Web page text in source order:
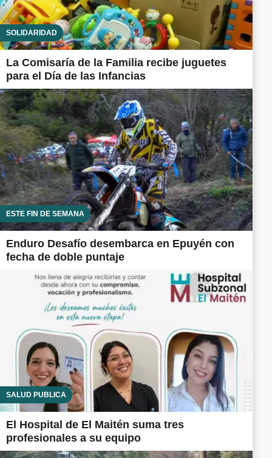
SOLIDARIDAD
La Comisaría de la Familia recibe juguetes
para el Día de las Infancias
ESTE FIN DE SEMANA
Enduro Desafío desembarca en Epuyén con
fecha de doble puntaje
SALUD PÚBLICA
El Hospital de El Maitén suma tres
profesionales a su equipo